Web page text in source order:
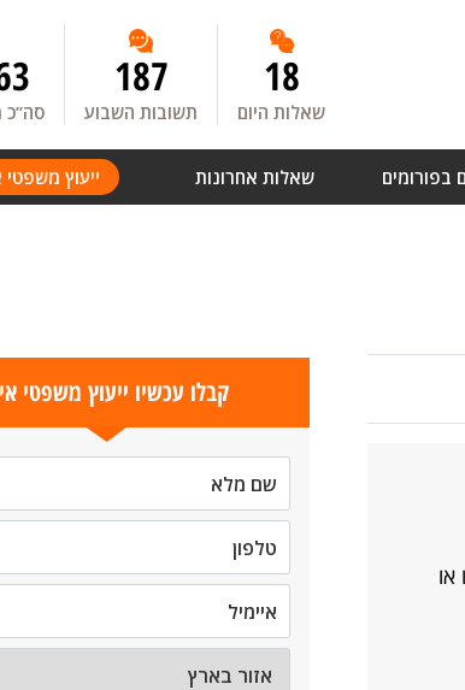
18
שאלות היום
187
תשובות השבוע סה”כ
בפורומים שאלות אחרונות ייעוץ משפטי
או
קבלו עכשיו ייעוץ משפטי